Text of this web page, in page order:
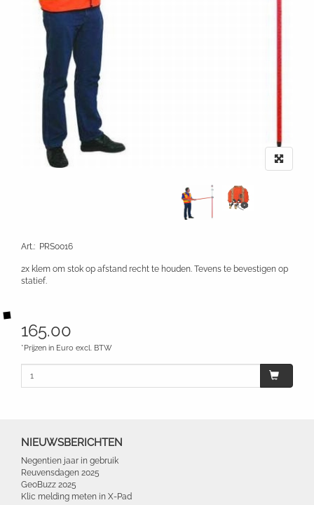
Art.: PRS0016
2x klem om stok op afstand recht te houden. Tevens te bevestigen op
statief.
165.00
*Prijzen in Euro excl. BTW
NIEUWSBERICHTEN
Negentien jaar in gebruik
Reuvensdagen 2025
GeoBuzz 2025
Klic melding meten in X-Pad